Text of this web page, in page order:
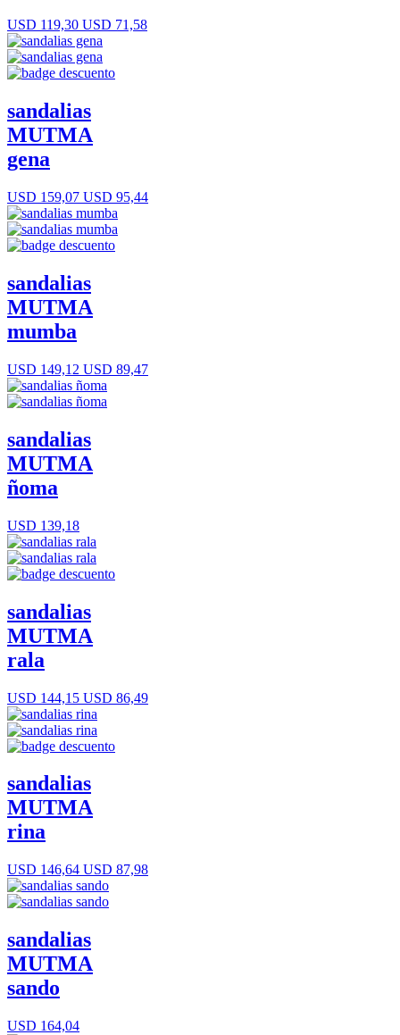
USD 119,30 USD 71,58
sandalias
MUTMA
gena
USD 159,07 USD 95,44
sandalias
MUTMA
mumba
USD 149,12 USD 89,47
sandalias
MUTMA
ñoma
USD 139,18
sandalias
MUTMA
rala
USD 144,15 USD 86,49
sandalias
MUTMA
rina
USD 146,64 USD 87,98
sandalias
MUTMA
sando
USD 164,04